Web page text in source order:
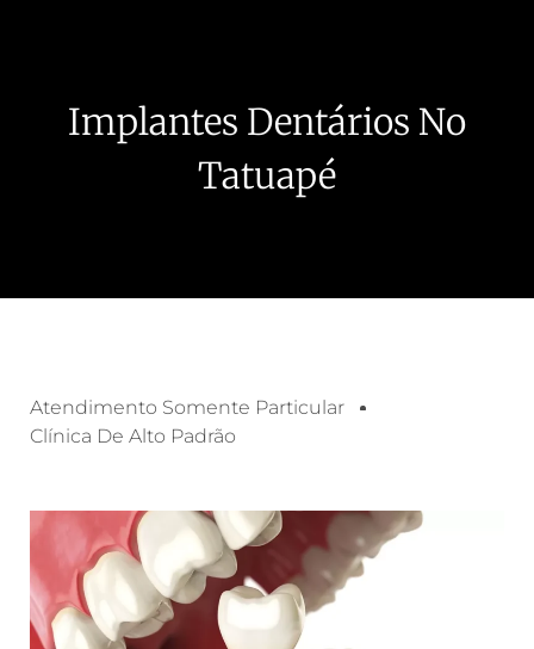
Implantes Dentários No
Tatuapé
Atendimento Somente Particular
Clínica De Alto Padrão